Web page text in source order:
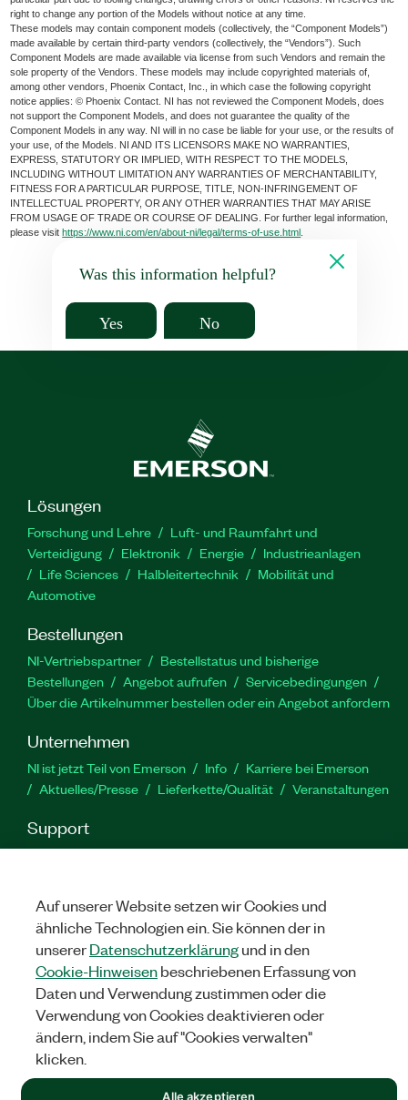
right to change any portion of the Models without notice at any time.
These models may contain component models (collectively, the “Component Models”)
made available by certain third-party vendors (collectively, the “Vendors”). Such
Component Models are made available via license from such Vendors and remain the
sole property of the Vendors. These models may include copyrighted materials of,
among other vendors, Phoenix Contact, Inc., in which case the following copyright
notice applies: © Phoenix Contact. NI has not reviewed the Component Models, does
not support the Component Models, and does not guarantee the quality of the
Component Models in any way. NI will in no case be liable for your use, or the results of
your use, of the Models. NI AND ITS LICENSORS MAKE NO WARRANTIES,
EXPRESS, STATUTORY OR IMPLIED, WITH RESPECT TO THE MODELS,
INCLUDING WITHOUT LIMITATION ANY WARRANTIES OF MERCHANTABILITY,
FITNESS FOR A PARTICULAR PURPOSE, TITLE, NON-INFRINGEMENT OF
INTELLECTUAL PROPERTY, OR ANY OTHER WARRANTIES THAT MAY ARISE
FROM USAGE OF TRADE OR COURSE OF DEALING. For further legal information,
please visithttps://www.ni.com/en/about-ni/legal/terms-of-use.html
Was this information helpful?
Yes No
Lösungen
Forschung und Lehre
Luft- und Raumfahrt und
Verteidigung
Elektronik Energie
Industrieanlagen
Life Sciences
Halbleitertechnik
Mobilität und
Automotive
Bestellungen
NI-Vertriebspartner
Bestellstatus und bisherige
Bestellungen
Angebot aufrufen
Servicebedingungen
Über die Artikelnummer bestellen oder ein Angebot anfordern
Unternehmen
NI ist jetzt Teil von Emerson Info
Karriere bei Emerson
Aktuelles/Presse
Lieferkette/Qualität Veranstaltungen
Support
Downloads Produktdokumentation
Diskussionsforen
YouTube
Twitter
RECHTLICHE HINWEISE
©NATIONAL INSTRUMENTS CORP. ALLE RECHTE VORBEHALTEN.
Auf unserer Website setzen wir Cookies und
ähnliche Technologien ein. Sie können der in
unsererDatenschutzerklärungund in den
Cookie-Hinweisenbeschriebenen Erfassung von
Daten und Verwendung zustimmen oder die
Verwendung von Cookies deaktivieren oder
ändern, indem Sie auf "Cookies verwalten"
klicken.
Alle akzeptieren